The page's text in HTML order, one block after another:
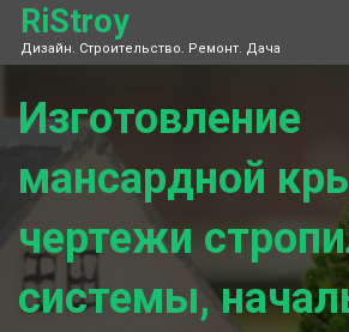
Skip
content
RiStroy
Дизайн. Строительство. Ремонт. Дача
Изготовление
мансардной
чертежи
системы,